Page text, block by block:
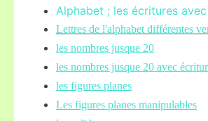
Alphabet ; les écritures
Lettres de l'alphabet différentes
les nombres jusque 20
les nombres jusque 20 avec
les figures planes
Les figures planes manipulables